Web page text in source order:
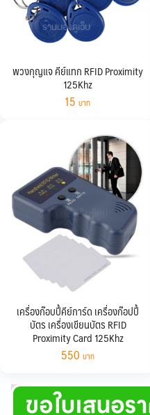
พวงกุญแจ คีย์แทก RFID Proximity
125Khz
15
เครื่องก๊อบปี้คีย์การ์ด เครื่องก๊อปปี้
บัตร เครื่องเขียนบัตร RFID
Proximity Card 125Khz
550